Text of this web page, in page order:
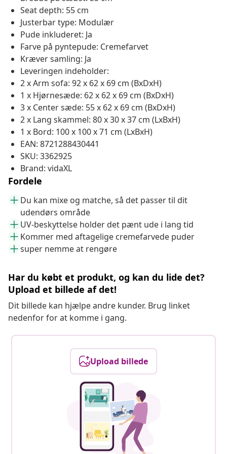
Seat depth: 55 cm
Justerbar type: Modulær
Pude inkluderet: Ja
Farve på pyntepude: Cremefarvet
Kræver samling: Ja
Leveringen indeholder:
2 x Arm sofa: 92 x 62 x 69 cm (BxDxH)
1 x Hjørnesæde: 62 x 62 x 69 cm (BxDxH)
3 x Center sæde: 55 x 62 x 69 cm (BxDxH)
2 x Lang skammel: 80 x 30 x 37 cm (LxBxH)
1 x Bord: 100 x 100 x 71 cm (LxBxH)
EAN: 8721288430441
SKU: 3362925
Brand: vidaXL
Fordele
Du kan mixe og matche, så det passer til dit
udendørs område
UV-beskyttelse holder det pænt ude i lang tid
Kommer med aftagelige cremefarvede puder
super nemme at rengøre
Har du købt et produkt, og kan du lide det?
Upload et billede af det!
Dit billede kan hjælpe andre kunder. Brug linket
nedenfor for at komme i gang.
Upload billede